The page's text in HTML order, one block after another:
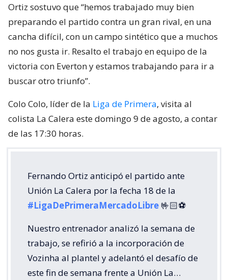
Ortiz sostuvo que “hemos trabajado muy bien
preparando el partido contra un gran rival, en una
cancha difícil, con un campo sintético que a muchos
no nos gusta ir. Resalto el trabajo en equipo de la
victoria con Everton y estamos trabajando para ir a
buscar otro triunfo”.
Colo Colo, líder de la Liga de Primera, visita al
colista La Calera este domingo 9 de agosto, a contar
de las 17:30 horas.
Fernando Ortiz anticipó el partido ante
Unión La Calera por la fecha 18 de la
#LigaDePrimeraMercadoLibre 🤟🏻⚽️
Nuestro entrenador analizó la semana de
trabajo, se refirió a la incorporación de
Vozinha al plantel y adelantó el desafío de
este fin de semana frente a Unión La…